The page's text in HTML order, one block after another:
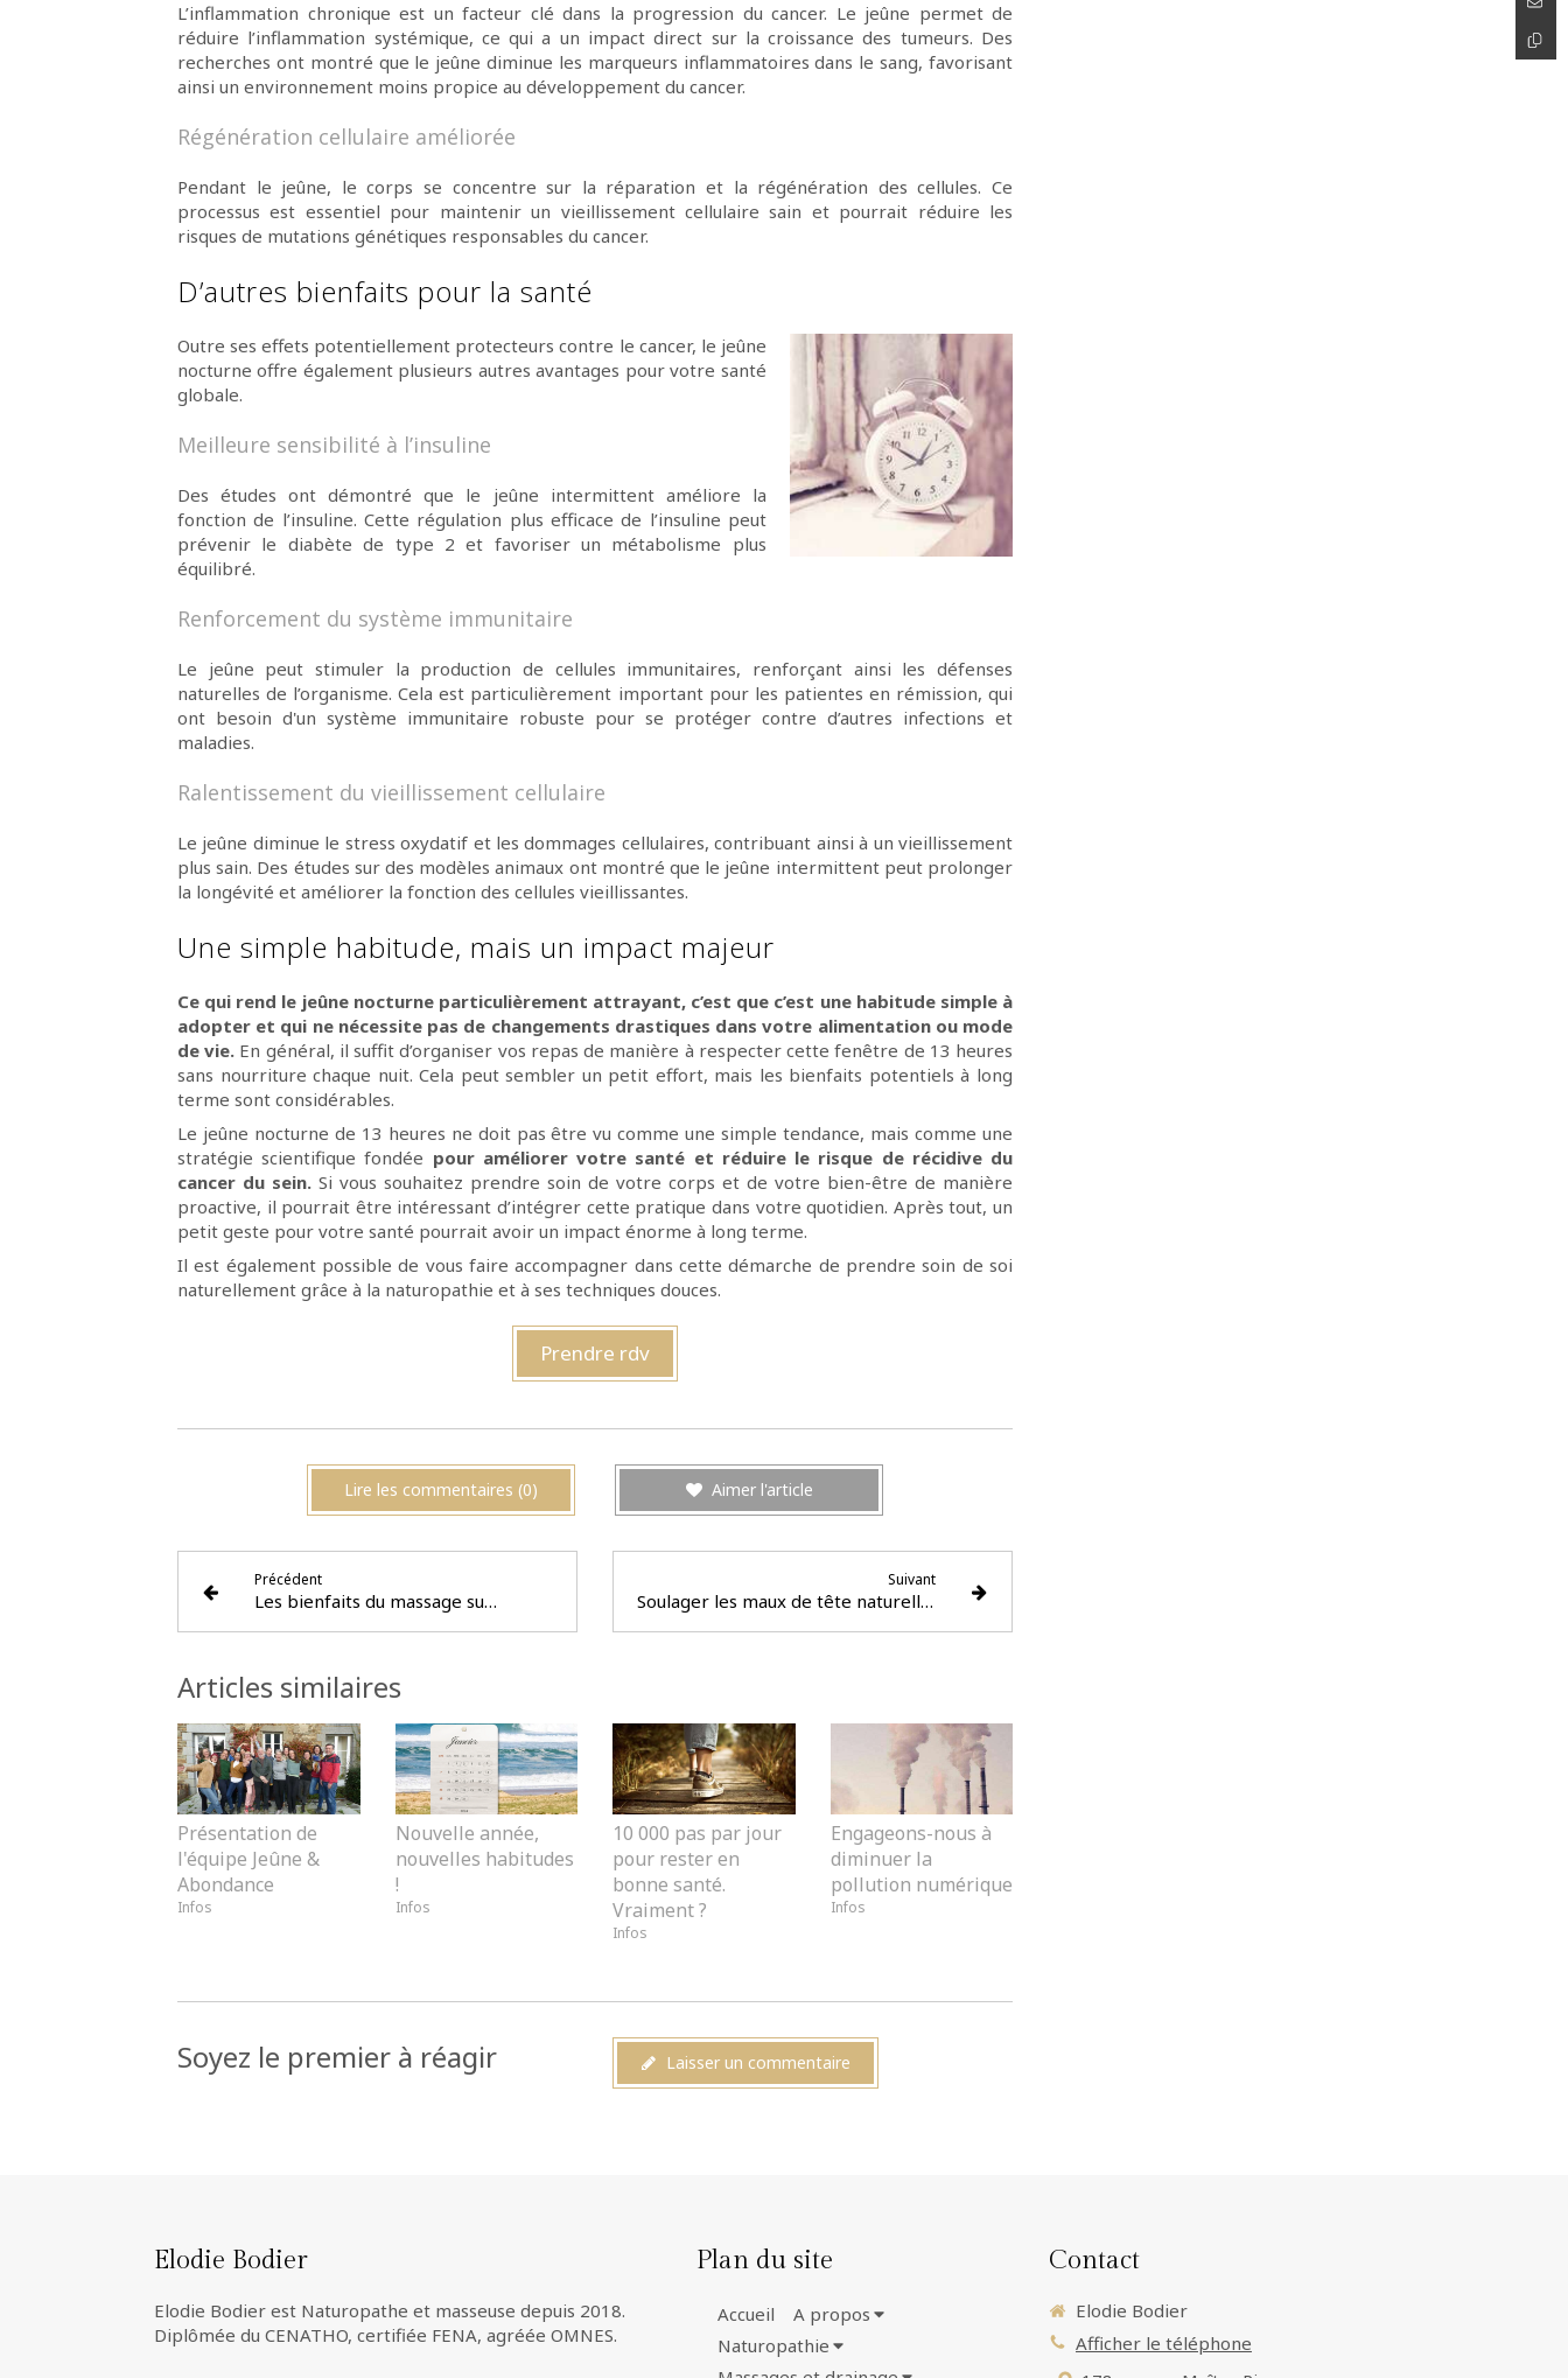
L’inflammation chronique est un facteur clé dans la progression du cancer. Le jeûne permet de
réduire l’inflammation systémique, ce qui a un impact direct sur la croissance des tumeurs. Des
recherches ont montré que le jeûne diminue les marqueurs inflammatoires dans le sang, favorisant
ainsi un environnement moins propice au développement du cancer.
Régénération cellulaire améliorée
Pendant le jeûne, le corps se concentre sur la réparation et la régénération des cellules. Ce
processus est essentiel pour maintenir un vieillissement cellulaire sain et pourrait réduire les
risques de mutations génétiques responsables du cancer.
D’autres bienfaits pour la santé
Outre ses effets potentiellement protecteurs contre le cancer, le jeûne
nocturne offre également plusieurs autres avantages pour votre santé
globale.
Meilleure sensibilité à l’insuline
Des études ont démontré que le jeûne intermittent améliore la
fonction de l’insuline. Cette régulation plus efficace de l’insuline peut
prévenir le diabète de type 2 et favoriser un métabolisme plus
équilibré.
Renforcement du système immunitaire
Le jeûne peut stimuler la production de cellules immunitaires, renforçant ainsi les défenses
naturelles de l’organisme. Cela est particulièrement important pour les patientes en rémission, qui
ont besoin d'un système immunitaire robuste pour se protéger contre d’autres infections et
maladies.
Ralentissement du vieillissement cellulaire
Le jeûne diminue le stress oxydatif et les dommages cellulaires, contribuant ainsi à un vieillissement
plus sain. Des études sur des modèles animaux ont montré que le jeûne intermittent peut prolonger
la longévité et améliorer la fonction des cellules vieillissantes.
Une simple habitude, mais un impact majeur
Ce qui rend le jeûne nocturne particulièrement attrayant, c’est que c’est une habitude simple à
adopter et qui ne nécessite pas de changements drastiques dans votre alimentation ou mode
de vie. En général, il suffit d’organiser vos repas de manière à respecter cette fenêtre de 13 heures
sans nourriture chaque nuit. Cela peut sembler un petit effort, mais les bienfaits potentiels à long
terme sont considérables.
Le jeûne nocturne de 13 heures ne doit pas être vu comme une simple tendance, mais comme une
stratégie scientifique fondée pour améliorer votre santé et réduire le risque de récidive du
cancer du sein. Si vous souhaitez prendre soin de votre corps et de votre bien-être de manière
proactive, il pourrait être intéressant d’intégrer cette pratique dans votre quotidien. Après tout, un
petit geste pour votre santé pourrait avoir un impact énorme à long terme.
Il est également possible de vous faire accompagner dans cette démarche de prendre soin de soi
naturellement grâce à la naturopathie et à ses techniques douces.
Prendre rdv
Lire les commentaires (0) Aimer l'article
Précédent
Les bienfaits du massage sur la santé physique et mentale
Suivant
Soulager les maux de tête naturellement
Articles similaires
Présentation de
l'équipe Jeûne &
Abondance
Infos
Nouvelle année,
nouvelles habitudes
!
Infos
10 000 pas par jour
pour rester en
bonne santé.
Vraiment ?
Infos
Engageons-nous à
diminuer la
pollution numérique
Infos
Soyez le premier à réagir Laisser un commentaire
Elodie Bodier
Elodie Bodier est Naturopathe et masseuse depuis 2018.
Diplômée du CENATHO, certifiée FENA, agréée OMNES.
Plan du site
Accueil
A propos
Naturopathie
Contact
Elodie Bodier
Afficher le téléphone